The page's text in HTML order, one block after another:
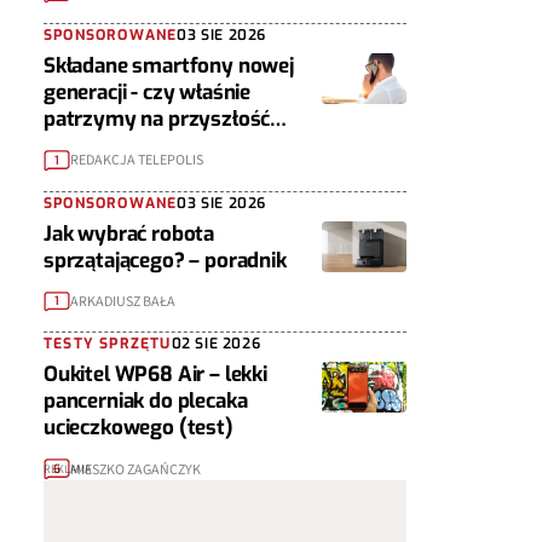
SPONSOROWANE03 SIE 2026
Składane smartfony nowej
generacji - czy właśnie
patrzymy na przyszłość
urządzeń mobilnych?
1 REDAKCJA TELEPOLIS
SPONSOROWANE03 SIE 2026
Jak wybrać robota
sprzątającego? – poradnik
1 ARKADIUSZ BAŁA
TESTY SPRZĘTU02 SIE 2026
Oukitel WP68 Air – lekki
pancerniak do plecaka
ucieczkowego (test)
6 MIESZKO ZAGAŃCZYK